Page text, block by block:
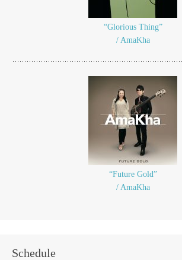
“Glorious Thing”
/ AmaKha
“Future Gold”
/ AmaKha
Schedule